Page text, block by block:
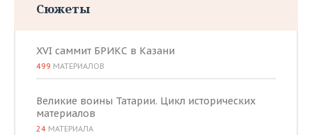
Сюжеты
XVI саммит БРИКС в Казани
499 МАТЕРИАЛОВ
Великие воины Татарии. Цикл исторических
материалов
24 МАТЕРИАЛА